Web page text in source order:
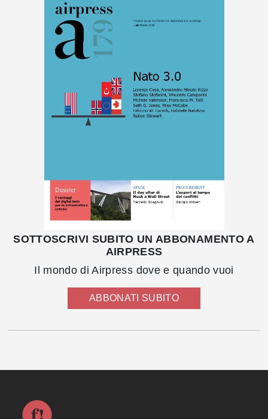
SOTTOSCRIVI SUBITO UN ABBONAMENTO A
AIRPRESS
Il mondo di Airpress dove e quando vuoi
ABBONATI SUBITO